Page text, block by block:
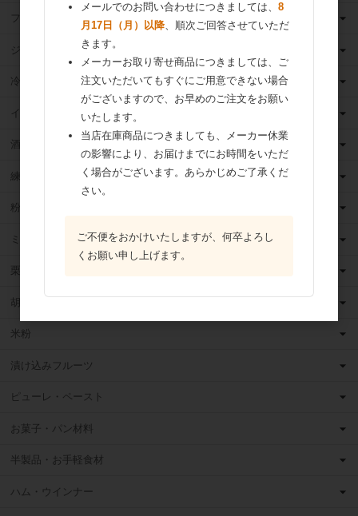
フルーツ（果物）缶詰
ジャム
冷凍フルーツ
イースト・酵母
酒類
練乳
粉 乳
ミックス粉
栗・芋・かぼちゃ
胡麻
米粉
漬け込みフルーツ
ピューレ・ペースト
お菓子・パン材料
半製品・お手軽食材
ハム・ウインナー
メールでのお問い合わせにつきましては、 8
月17日（月）以降、順次ご回答させていただ
きます。
メーカーお取り寄せ商品につきましては、ご
注文いただいてもすぐにご用意できない場合
がございますので、お早めのご注文をお願い
いたします。
当店在庫商品につきましても、メーカー休業
の影響により、お届けまでにお時間をいただ
く場合がございます。あらかじめご了承くだ
さい。
ご不便をおかけいたしますが、何卒よろし
くお願い申し上げます。